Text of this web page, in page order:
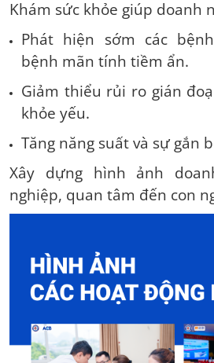
Khám sức khỏe giúp doanh
Phát hiện sớm các
bệnh mãn tính tiềm ẩn.
Giảm thiểu rủi ro gián
khỏe yếu.
Tăng năng suất và sự gắn
Xây dựng hình ảnh
nghiệp, quan tâm đến con